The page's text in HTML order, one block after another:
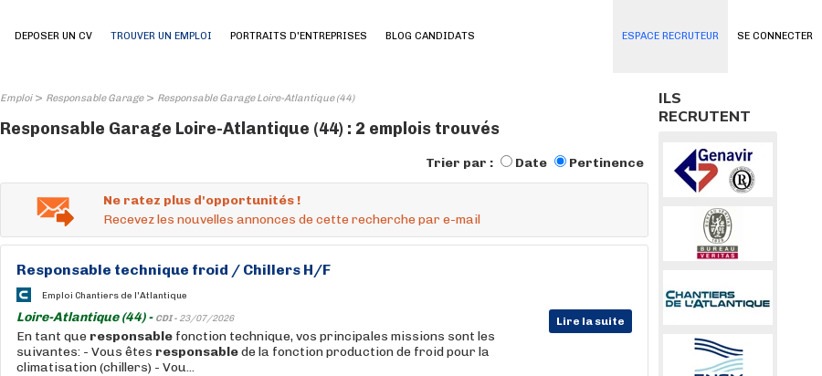
SE CONNECTER
DEPOSER UN CV TROUVER UN EMPLOI PORTRAITS D'ENTREPRISES BLOG CANDIDATS ESPACE RECRUTEUR
Emploi> Responsable Garage> Responsable Garage Loire-Atlantique (44)
Responsable Garage Loire-Atlantique (44) : 2 emplois trouvés
Trier par : Date Pertinence
Ne ratez plus d'opportunités !
Recevez les nouvelles annonces de cette recherche par e-mail
Responsable technique froid / Chillers H/F
Emploi Chantiers de l'Atlantique
Loire-Atlantique (44) - CDI - 23/07/2026 Lire la suite
En tant que responsable fonction technique, vos principales missions sont les
suivantes: - Vous êtes responsablede la fonction production de froid pour la
climatisation (chillers) - Vou...
ILS
RECRUTENT